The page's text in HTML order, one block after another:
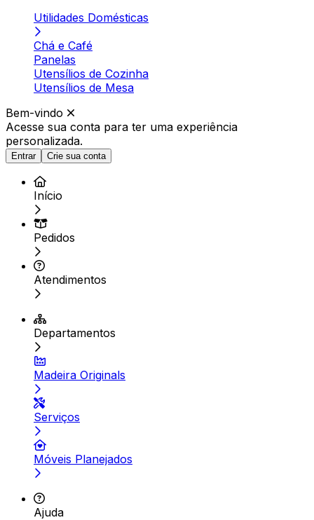
Utilidades Domésticas
Chá e Café
Panelas
Utensílios de Cozinha
Utensílios de Mesa
Bem-vindo
Acesse sua conta para ter uma experiência
personalizada.
Entrar Crie sua conta
Início
Pedidos
Atendimentos
Departamentos
Madeira Originals
Serviços
Móveis Planejados
Ajuda